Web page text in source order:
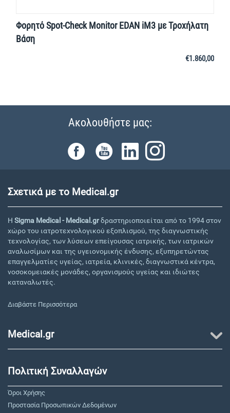
Φορητό Spot-Check Monitor EDAN iM3 με Τροχήλατη
Βάση
€1.860,00
Ακολουθήστε μας:
Σχετικά με το Medical.gr
Η Sigma Medical - Medical.grδραστηριοποιείται από το 1994 στον
χώρο του ιατροτεχνολογικού εξοπλισμού, της διαγνωστικής
τεχνολογίας, των λύσεων επείγουσας ιατρικής, των ιατρικών
αναλωσίμων και της υγειονομικής ένδυσης, εξυπηρετώντας
επαγγελματίες υγείας, ιατρεία, κλινικές, διαγνωστικά κέντρα,
νοσοκομειακές μονάδες, οργανισμούς υγείας και ιδιώτες
καταναλωτές.
Διαβάστε Περισσότερα
Medical.gr
Πολιτική Συναλλαγών
Όροι Χρήσης
Προστασία Προσωπικών Δεδομένων